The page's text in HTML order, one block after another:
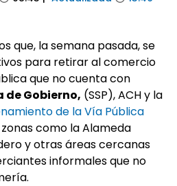
que, la semana pasada, se
para retirar al comercio
que no cuenta con
de Gobierno, (SSP), ACH y la
de la Vía Pública
como la Alameda
y otras áreas cercanas
informales que no